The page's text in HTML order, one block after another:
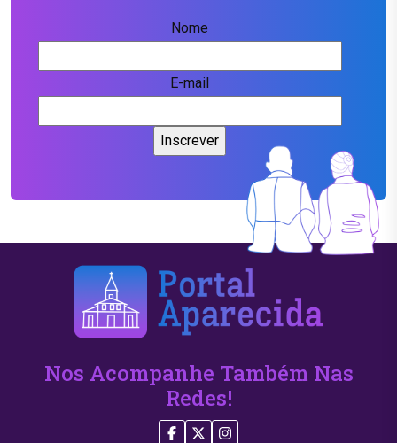
Nome
E-mail
Nos Acompanhe Também Nas
Redes!